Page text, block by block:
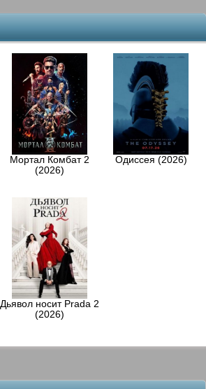
Мортал Комбат 2
(2026)
Одиссея (2026)
Дьявол носит Prada 2
(2026)